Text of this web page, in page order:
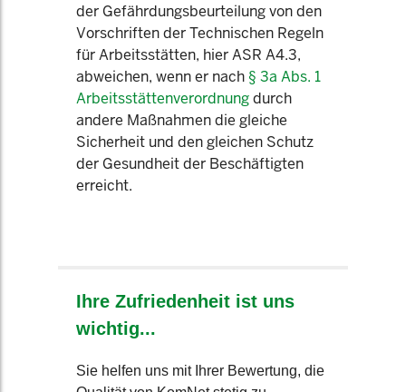
der Gefährdungsbeurteilung von den
Vorschriften der Technischen Regeln
für Arbeitsstätten, hier ASR A4.3,
abweichen, wenn er nach § 3a Abs. 1
Arbeitsstättenverordnungdurch
andere Maßnahmen die gleiche
Sicherheit und den gleichen Schutz
der Gesundheit der Beschäftigten
erreicht.